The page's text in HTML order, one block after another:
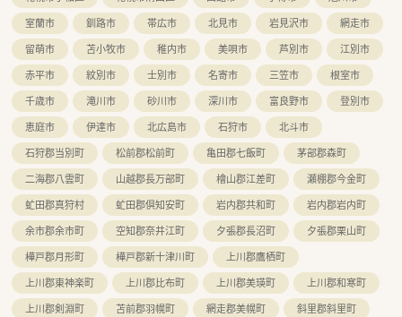
◆着実にキャリアアップ◆
現場から本部でキャリアチェンジする方もいれば、エリアマネー
ジャーになる方など、今後のなりたい姿をサポートしています。
人事考課制度は、自身で立てた目標に対してのフィードバックと
なっているため、目標に向かってどうなりたいかなどを一緒に考
えてくれる会社です！
≪こんな薬局です≫
■地域にお住いの患者様に愛されるクリニックとマンツーマン
体制の店舗となります。
■自然環境豊かな立地です。アウトドアを楽しみたい方にはこ
の上ない環境です。
■一人薬剤師となりますが、監査システム等が整っています。調
剤助手の方と連携して安全性を守れる環境が整っています。
室蘭市
釧路市 帯広市 北見市 岩見沢市
網走市
留萌市
苫小牧市 稚内市 美唄市 芦別市
江別市
赤平市
紋別市 士別市 名寄市 三笠市
根室市
千歳市
滝川市 砂川市 深川市 富良野市
登別市
恵庭市
伊達市 北広島市 石狩市
北斗市
石狩郡当別町
松前郡松前町 亀田郡七飯町
茅部郡森町
二海郡八雲町
山越郡長万部町 檜山郡江差町
瀬棚郡今金町
虻田郡真狩村
虻田郡倶知安町 岩内郡共和町
岩内郡岩内町
余市郡余市町
空知郡奈井江町 夕張郡長沼町
夕張郡栗山町
樺戸郡月形町
樺戸郡新十津川町
上川郡鷹栖町
上川郡東神楽町
上川郡比布町 上川郡美瑛町
上川郡和寒町
上川郡剣淵町
苫前郡羽幌町 網走郡美幌町
斜里郡斜里町